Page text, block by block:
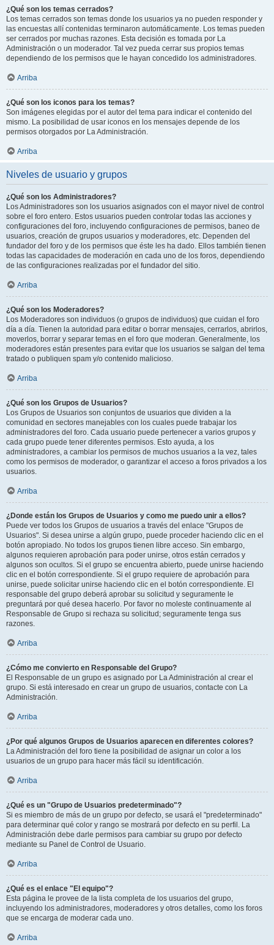
¿Qué son los temas cerrados?
Los temas cerrados son temas donde los usuarios ya no pueden responder y
las encuestas allí contenidas terminaron automáticamente. Los temas pueden
ser cerrados por muchas razones. Esta decisión es tomada por La
Administración o un moderador. Tal vez pueda cerrar sus propios temas
dependiendo de los permisos que le hayan concedido los administradores.
Arriba
¿Qué son los iconos para los temas?
Son imágenes elegidas por el autor del tema para indicar el contenido del
mismo. La posibilidad de usar iconos en los mensajes depende de los
permisos otorgados por La Administración.
Arriba
Niveles de usuario y grupos
¿Qué son los Administradores?
Los Administradores son los usuarios asignados con el mayor nivel de control
sobre el foro entero. Estos usuarios pueden controlar todas las acciones y
configuraciones del foro, incluyendo configuraciones de permisos, baneo de
usuarios, creación de grupos usuarios y moderadores, etc. Dependen del
fundador del foro y de los permisos que éste les ha dado. Ellos también tienen
todas las capacidades de moderación en cada uno de los foros, dependiendo
de las configuraciones realizadas por el fundador del sitio.
Arriba
¿Qué son los Moderadores?
Los Moderadores son individuos (o grupos de individuos) que cuidan el foro
día a día. Tienen la autoridad para editar o borrar mensajes, cerrarlos, abrirlos,
moverlos, borrar y separar temas en el foro que moderan. Generalmente, los
moderadores están presentes para evitar que los usuarios se salgan del tema
tratado o publiquen spam y/o contenido malicioso.
Arriba
¿Qué son los Grupos de Usuarios?
Los Grupos de Usuarios son conjuntos de usuarios que dividen a la
comunidad en sectores manejables con los cuales puede trabajar los
administradores del foro. Cada usuario puede pertenecer a varios grupos y
cada grupo puede tener diferentes permisos. Esto ayuda, a los
administradores, a cambiar los permisos de muchos usuarios a la vez, tales
como los permisos de moderador, o garantizar el acceso a foros privados a los
usuarios.
Arriba
¿Donde están los Grupos de Usuarios y como me puedo unir a ellos?
Puede ver todos los Grupos de usuarios a través del enlace "Grupos de
Usuarios". Si desea unirse a algún grupo, puede proceder haciendo clic en el
botón apropiado. No todos los grupos tienen libre acceso. Sin embargo,
algunos requieren aprobación para poder unirse, otros están cerrados y
algunos son ocultos. Si el grupo se encuentra abierto, puede unirse haciendo
clic en el botón correspondiente. Si el grupo requiere de aprobación para
unirse, puede solicitar unirse haciendo clic en el botón correspondiente. El
responsable del grupo deberá aprobar su solicitud y seguramente le
preguntará por qué desea hacerlo. Por favor no moleste continuamente al
Responsable de Grupo si rechaza su solicitud; seguramente tenga sus
razones.
Arriba
¿Cómo me convierto en Responsable del Grupo?
El Responsable de un grupo es asignado por La Administración al crear el
grupo. Si está interesado en crear un grupo de usuarios, contacte con La
Administración.
Arriba
¿Por qué algunos Grupos de Usuarios aparecen en diferentes colores?
La Administración del foro tiene la posibilidad de asignar un color a los
usuarios de un grupo para hacer más fácil su identificación.
Arriba
¿Qué es un "Grupo de Usuarios predeterminado"?
Si es miembro de más de un grupo por defecto, se usará el "predeterminado"
para determinar qué color y rango se mostrará por defecto en su perfil. La
Administración debe darle permisos para cambiar su grupo por defecto
mediante su Panel de Control de Usuario.
Arriba
¿Qué es el enlace "El equipo"?
Esta página le provee de la lista completa de los usuarios del grupo,
incluyendo los administradores, moderadores y otros detalles, como los foros
que se encarga de moderar cada uno.
Arriba